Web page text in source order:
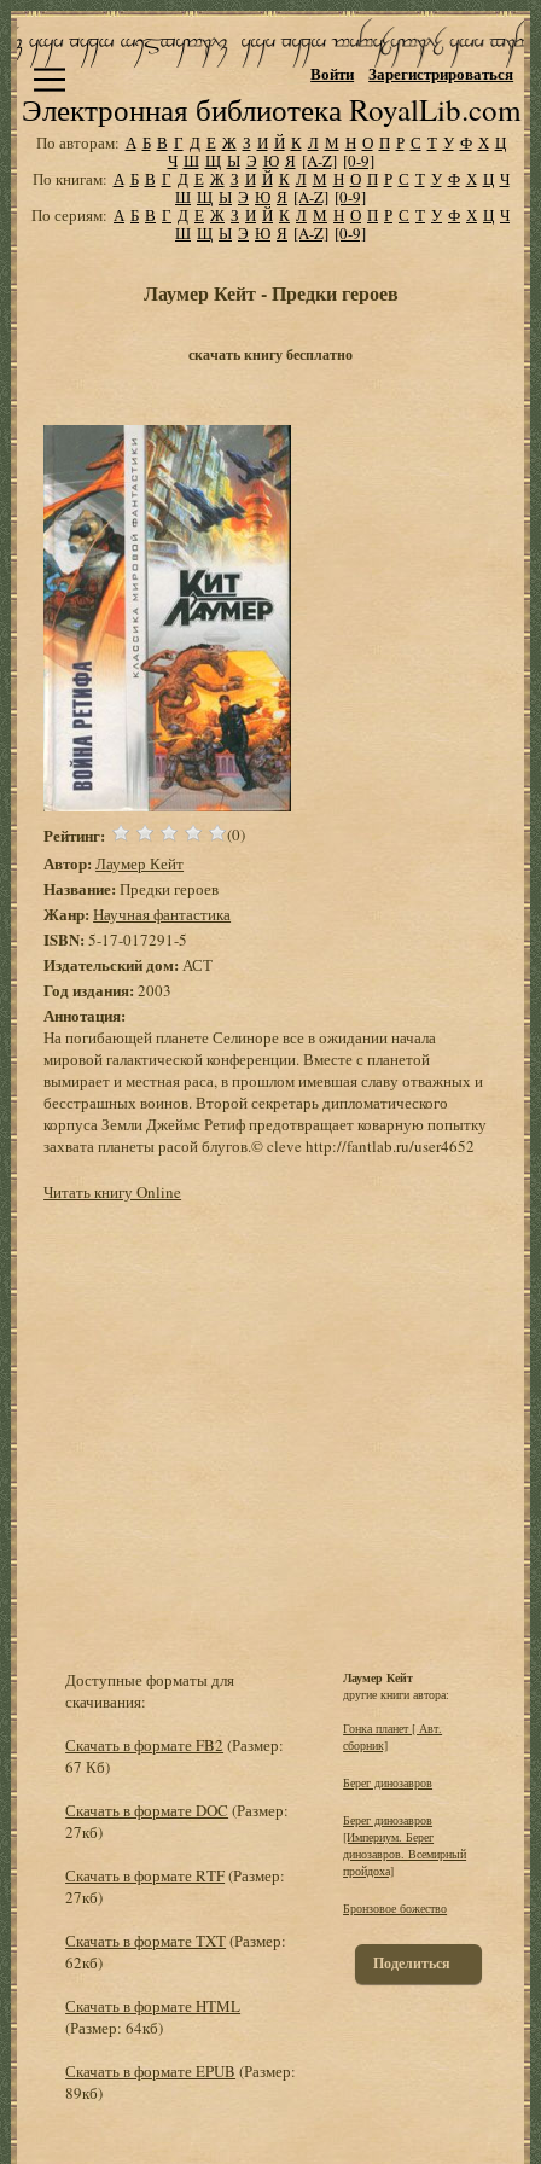
Электронная библиотека RoyalLib.com
Войти Зарегистрироваться
По авторам: А Б В Г Д Е Ж З И Й К Л М Н О П Р С Т У Ф Х Ц
Ч Ш Щ Ы Э Ю Я [A-Z] [0-9]
По книгам: А Б В Г Д Е Ж З И Й К Л М Н О П Р С Т У Ф Х Ц Ч
Ш Щ Ы Э Ю Я [A-Z] [0-9]
По сериям: А Б В Г Д Е Ж З И Й К Л М Н О П Р С Т У Ф Х Ц Ч
Ш Щ Ы Э Ю Я [A-Z] [0-9]
Лаумер Кейт - Предки героев
скачать книгу бесплатно
Рейтинг: (0)
Автор: Лаумер Кейт
Название: Предки героев
Жанр: Научная фантастика
ISBN:5-17-017291-5
Издательский дом: АСТ
Год издания: 2003
Аннотация:
На погибающей планете Селиноре все в ожидании начала
мировой галактической конференции. Вместе с планетой
вымирает и местная раса, в прошлом имевшая славу отважных и
бесстрашных воинов. Второй секретарь дипломатического
корпуса Земли Джеймс Ретиф предотвращает коварную попытку
захвата планеты расой блугов.© cleve http://fantlab.ru/user4652
Читать книгу Online
Доступные форматы для
скачивания:
Скачать в формате FB2 (Размер:
67 Кб)
Скачать в формате DOC (Размер:
27кб)
Скачать в формате RTF(Размер:
27кб)
Скачать в формате TXT(Размер:
62кб)
Скачать в формате HTML
(Размер: 64кб)
Скачать в формате EPUB (Размер:
89кб)
Лаумер Кейт
другие книги автора:
Гонка планет [ Авт.
сборник]
Берег динозавров
Берег динозавров
[Империум. Берег
динозавров. Всемирный
пройдоха]
Бронзовое божество
Поделиться